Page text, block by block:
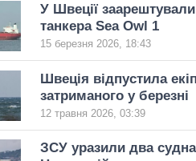
У Швеції
танкера Sea Owl 1
15 березня 2026, 18:43
Швеція відпустила
затриманого у березні
12 травня 2026, 03:39
ЗСУ уразили два